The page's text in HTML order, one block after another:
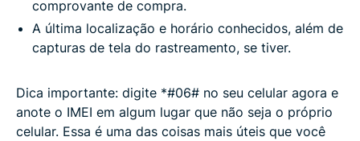
comprovante de compra.
A última localização e horário conhecidos, além de
capturas de tela do rastreamento, se tiver.
Dica importante: digite *#06# no seu celular agora e
anote o IMEI em algum lugar que não seja o próprio
celular. Essa é uma das coisas mais úteis que você